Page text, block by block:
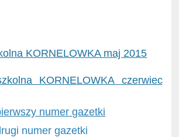
KORNELOWKA maj 2015
KORNELOWKA czerwiec
numer gazetki
numer gazetki